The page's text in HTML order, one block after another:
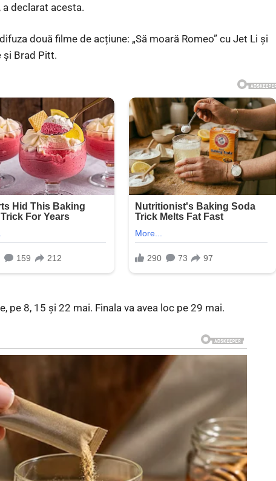
declarat acesta.
două filme de acțiune: „Să moară Romeo” cu Jet Li şi
şi Brad Pitt.
pe 8, 15 şi 22 mai. Finala va avea loc pe 29 mai.